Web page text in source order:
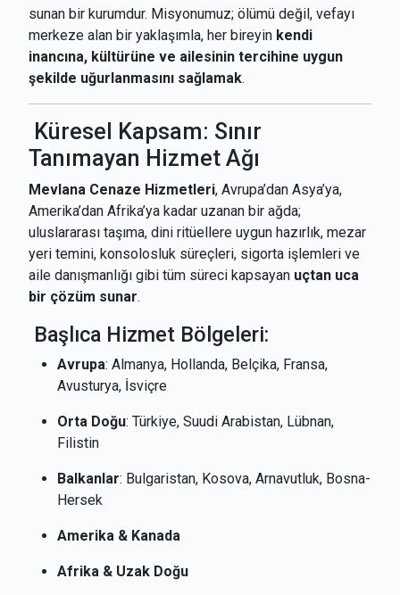
sunan bir kurumdur. Misyonumuz; ölümü değil, vefayı
merkeze alan bir yaklaşımla, her bireyin kendi
inancına, kültürüne ve ailesinin tercihine uygun
şekilde uğurlanmasını sağlamak.
Küresel Kapsam: Sınır
Tanımayan Hizmet Ağı
Mevlana Cenaze Hizmetleri, Avrupa’dan Asya’ya,
Amerika’dan Afrika’ya kadar uzanan bir ağda;
uluslararası taşıma, dini ritüellere uygun hazırlık, mezar
yeri temini, konsolosluk süreçleri, sigorta işlemleri ve
aile danışmanlığı gibi tüm süreci kapsayan uçtan uca
bir çözüm sunar.
Başlıca Hizmet Bölgeleri:
Avrupa: Almanya, Hollanda, Belçika, Fransa,
Avusturya, İsviçre
Orta Doğu: Türkiye, Suudi Arabistan, Lübnan,
Filistin
Balkanlar: Bulgaristan, Kosova, Arnavutluk, Bosna-
Hersek
Amerika & Kanada
Afrika & Uzak Doğu